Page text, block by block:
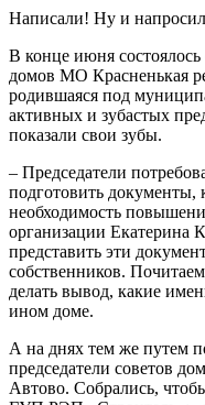
Написали! Ну и
В конце июня
домов МО Красненькая
родившаяся под
активных и зубастых
показали свои зубы.
– Председатели
подготовить документы,
необходимость
организации Екатерина
представить эти
собственников.
делать вывод, какие
ином доме.
А на днях тем же путем
председатели советов
Автово. Собрались,